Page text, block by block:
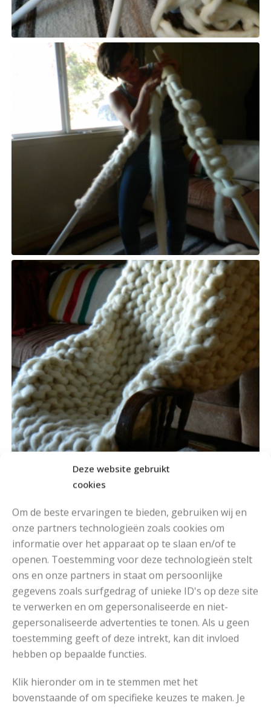
Deze website gebruikt
cookies
Om de beste ervaringen te bieden, gebruiken wij en
onze partners technologieën zoals cookies om
informatie over het apparaat op te slaan en/of te
openen. Toestemming voor deze technologieën stelt
ons en onze partners in staat om persoonlijke
gegevens zoals surfgedrag of unieke ID's op deze site
te verwerken en om gepersonaliseerde en niet-
gepersonaliseerde advertenties te tonen. Als u geen
toestemming geeft of deze intrekt, kan dit invloed
hebben op bepaalde functies.
Klik hieronder om in te stemmen met het
bovenstaande of om specifieke keuzes te maken. Je